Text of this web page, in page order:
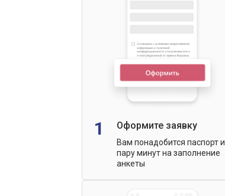
1 Оформите заявку
Вам понадобится паспорт и
пару минут на заполнение
анкеты